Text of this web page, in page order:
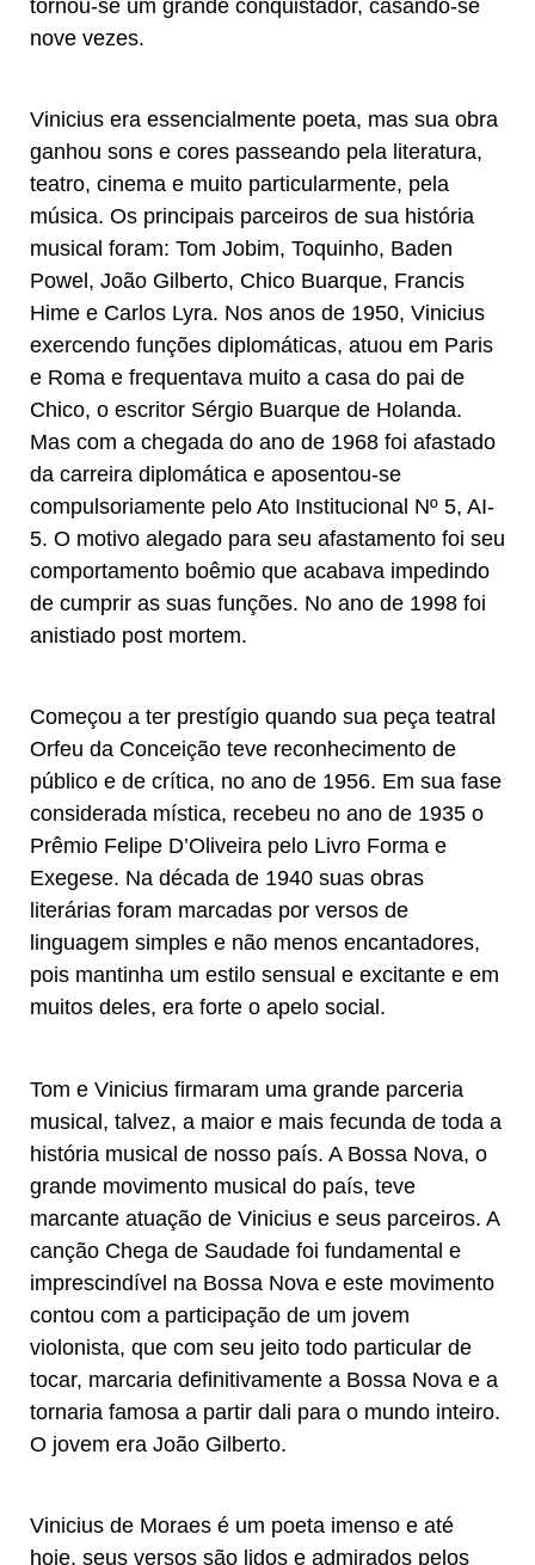
tornou-se um grande conquistador, casando-se
nove vezes.
​Vinicius era essencialmente poeta, mas sua obra
ganhou sons e cores passeando pela literatura,
teatro, cinema e muito particularmente, pela
música. Os principais parceiros de sua história
musical foram: Tom Jobim, Toquinho, Baden
Powel, João Gilberto, Chico Buarque, Francis
Hime e Carlos Lyra. Nos anos de 1950, Vinicius
exercendo funções diplomáticas, atuou em Paris
e Roma e frequentava muito a casa do pai de
Chico, o escritor Sérgio Buarque de Holanda.
Mas com a chegada do ano de 1968 foi afastado
da carreira diplomática e aposentou-se
compulsoriamente pelo Ato Institucional Nº 5, AI-
5. O motivo alegado para seu afastamento foi seu
comportamento boêmio que acabava impedindo
de cumprir as suas funções. No ano de 1998 foi
anistiado post mortem.
​Começou a ter prestígio quando sua peça teatral
Orfeu da Conceição teve reconhecimento de
público e de crítica, no ano de 1956. Em sua fase
considerada mística, recebeu no ano de 1935 o
Prêmio Felipe D’Oliveira pelo Livro Forma e
Exegese. Na década de 1940 suas obras
literárias foram marcadas por versos de
linguagem simples e não menos encantadores,
pois mantinha um estilo sensual e excitante e em
muitos deles, era forte o apelo social.
Tom e Vinicius firmaram uma grande parceria
musical, talvez, a maior e mais fecunda de toda a
história musical de nosso país. A Bossa Nova, o
grande movimento musical do país, teve
marcante atuação de Vinicius e seus parceiros. A
canção Chega de Saudade foi fundamental e
imprescindível na Bossa Nova e este movimento
contou com a participação de um jovem
violonista, que com seu jeito todo particular de
tocar, marcaria definitivamente a Bossa Nova e a
tornaria famosa a partir dali para o mundo inteiro.
O jovem era João Gilberto.
​Vinicius de Moraes é um poeta imenso e até
hoje, seus versos são lidos e admirados pelos